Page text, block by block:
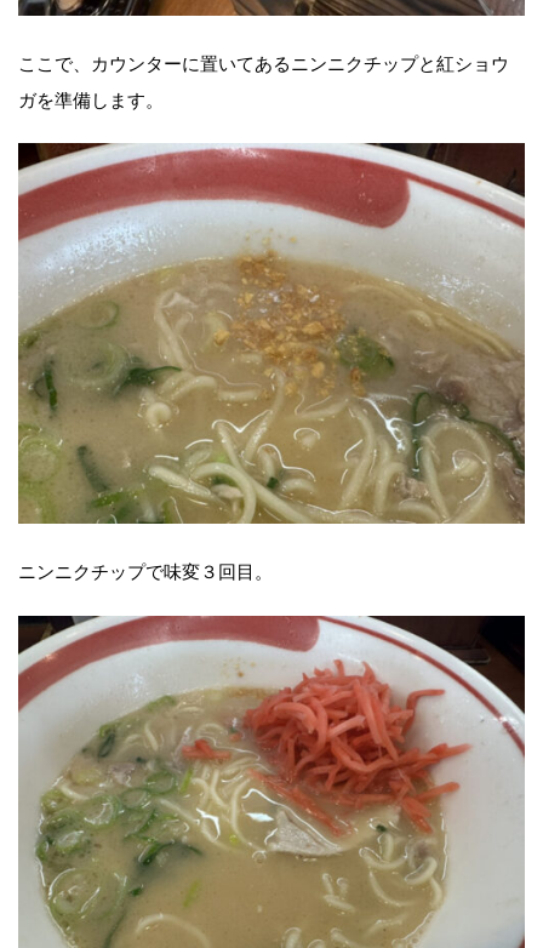
ここで、カウンターに置いてあるニンニクチップと紅ショウ
ガを準備します。
ニンニクチップで味変３回目。